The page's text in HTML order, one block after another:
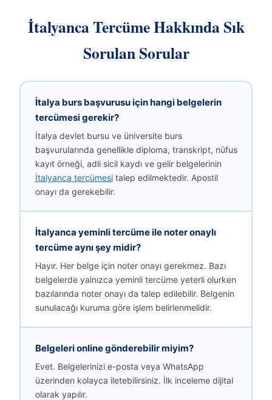
İtalyanca Tercüme Hakkında Sık
Sorulan Sorular
İtalya burs başvurusu için hangi belgelerin
tercümesi gerekir?
İtalya devlet bursu ve üniversite burs
başvurularında genellikle diploma, transkript, nüfus
kayıt örneği, adli sicil kaydı ve gelir belgelerinin
İtalyanca tercümesitalep edilmektedir. Apostil
onayı da gerekebilir.
İtalyanca yeminli tercüme ile noter onaylı
tercüme aynı şey midir?
Hayır. Her belge için noter onayı gerekmez. Bazı
belgelerde yalnızca yeminli tercüme yeterli olurken
bazılarında noter onayı da talep edilebilir. Belgenin
sunulacağı kuruma göre işlem belirlenmelidir.
Belgeleri online gönderebilir miyim?
Evet. Belgelerinizi e-posta veya WhatsApp
üzerinden kolayca iletebilirsiniz. İlk inceleme dijital
olarak yapılır.